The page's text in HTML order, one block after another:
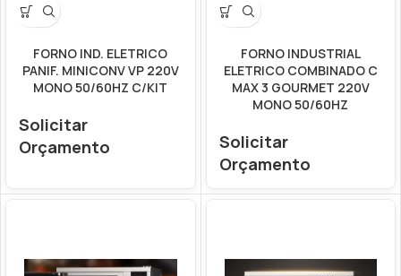
FORNO IND. ELETRICO
PANIF. MINICONV VP 220V
MONO 50/60HZ C/KIT
Solicitar
Orçamento
FORNO INDUSTRIAL
ELETRICO COMBINADO C
MAX 3 GOURMET 220V
MONO 50/60HZ
Solicitar
Orçamento